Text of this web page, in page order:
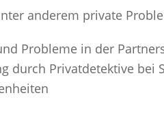
anderem private
Probleme in der
durch Privatdetektive bei